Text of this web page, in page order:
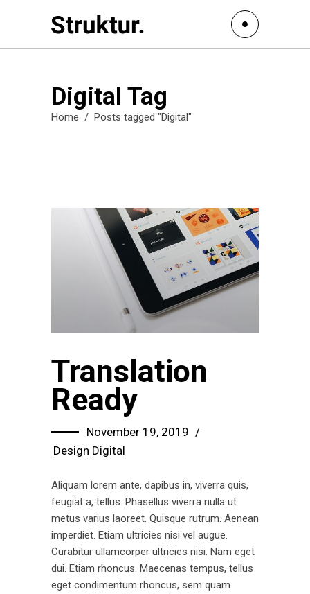
Digital Tag
Home / Posts tagged "Digital"
Translation
Ready
November 19, 2019
Design Digital
Aliquam lorem ante, dapibus in, viverra quis,
feugiat a, tellus. Phasellus viverra nulla ut
metus varius laoreet. Quisque rutrum. Aenean
imperdiet. Etiam ultricies nisi vel augue.
Curabitur ullamcorper ultricies nisi. Nam eget
dui. Etiam rhoncus. Maecenas tempus, tellus
eget condimentum rhoncus, sem quam